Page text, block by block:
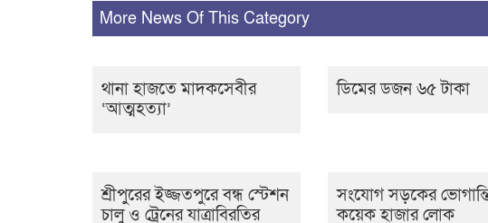
More News Of This Category
থানা হাজতে মাদকসেবীর
‘আত্মহত্যা’
ডিমের ডজন ৬৫ টাকা
শ্রীপুরের ইজ্জতপুরে বন্ধ স্টেশন
চালু ও ট্রেনের যাত্রাবিরতির
সংযোগ সড়কের
কয়েক হাজার লোক